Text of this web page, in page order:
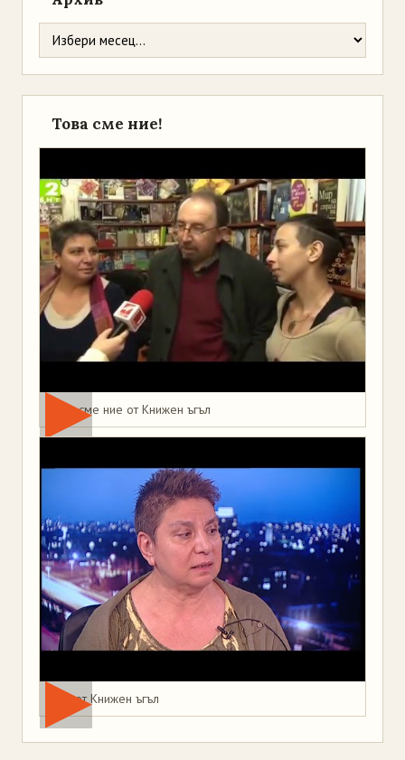
Това сме ние!
Това сме ние от Книжен ъгъл
Мая от Книжен ъгъл